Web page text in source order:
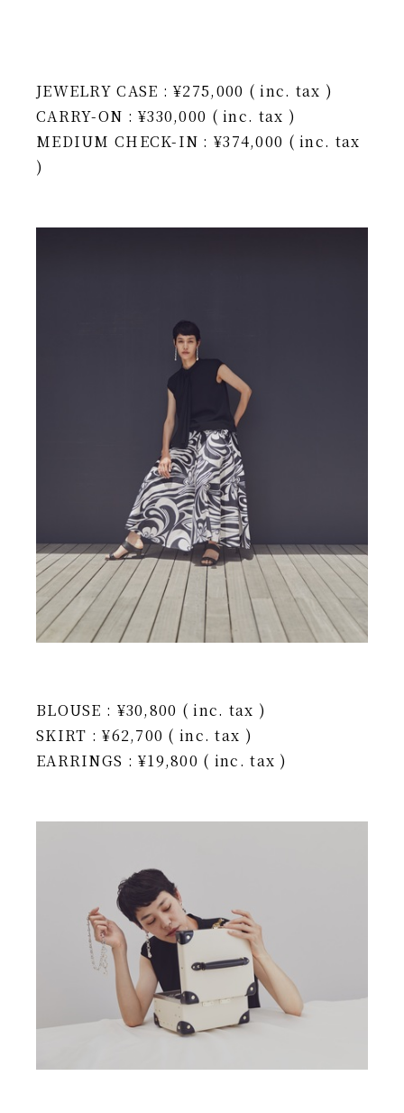
JEWELRY CASE : ¥275,000 ( inc. tax )
CARRY-ON : ¥330,000 ( inc. tax )
MEDIUM CHECK-IN : ¥374,000 ( inc. tax
)
BLOUSE : ¥30,800 ( inc. tax )
SKIRT : ¥62,700 ( inc. tax )
EARRINGS : ¥19,800 ( inc. tax )